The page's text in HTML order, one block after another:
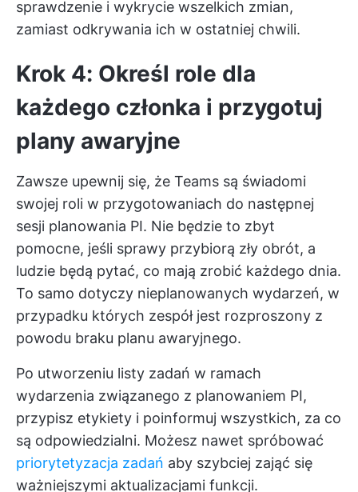
sprawdzenie i wykrycie wszelkich zmian,
zamiast odkrywania ich w ostatniej chwili.
Krok 4: Określ role dla
każdego członka i przygotuj
plany awaryjne
Zawsze upewnij się, że Teams są świadomi
swojej roli w przygotowaniach do następnej
sesji planowania PI. Nie będzie to zbyt
pomocne, jeśli sprawy przybiorą zły obrót, a
ludzie będą pytać, co mają zrobić każdego dnia.
To samo dotyczy nieplanowanych wydarzeń, w
przypadku których zespół jest rozproszony z
powodu braku planu awaryjnego.
Po utworzeniu listy zadań w ramach
wydarzenia związanego z planowaniem PI,
przypisz etykiety i poinformuj wszystkich, za co
są odpowiedzialni. Możesz nawet spróbować
priorytetyzacja zadań aby szybciej zająć się
ważniejszymi aktualizacjami funkcji.